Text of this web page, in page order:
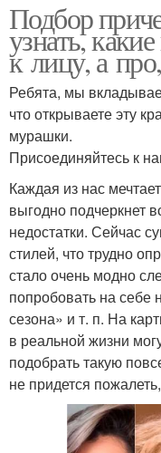
Подбор
узнать,
к лицу, а
Ребята, мы
что открываете эту
мурашки.
Присоединяйтесь к
Каждая из нас
выгодно подчеркнет
недостатки. Сейчас
стилей, что трудно
стало очень модно
попробовать на себе
сезона» и т. п. На
в реальной жизни
подобрать такую
не придется